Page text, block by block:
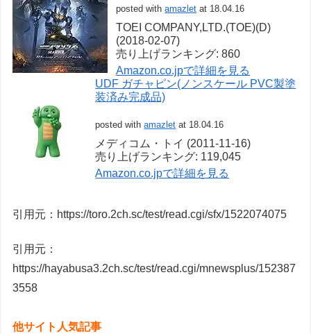
posted withamazlet at 18.04.16
TOEI COMPANY,LTD.(TOE)(D)
(2018-02-07)
売り上げランキング: 860
Amazon.co.jpで詳細を見る
UDF ガチャピン(ノンスケール PVC製塗
装済み完成品)
posted withamazlet at 18.04.16
メディコム・トイ (2011-11-16)
売り上げランキング: 119,045
Amazon.co.jpで詳細を見る
引用元：https://toro.2ch.sc/test/read.cgi/sfx/1522074075
引用元：
https://hayabusa3.2ch.sc/test/read.cgi/mnewsplus/152387
3558
他サイト人気記事